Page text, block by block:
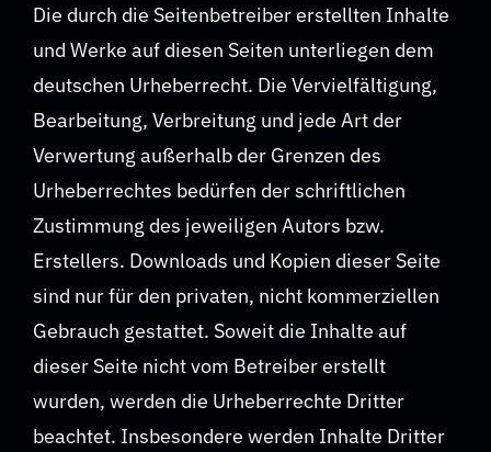
Die durch die Seitenbetreiber erstellten Inhalte
und Werke auf diesen Seiten unterliegen dem
deutschen Urheberrecht. Die Vervielfältigung,
Bearbeitung, Verbreitung und jede Art der
Verwertung außerhalb der Grenzen des
Urheberrechtes bedürfen der schriftlichen
Zustimmung des jeweiligen Autors bzw.
Erstellers. Downloads und Kopien dieser Seite
sind nur für den privaten, nicht kommerziellen
Gebrauch gestattet. Soweit die Inhalte auf
dieser Seite nicht vom Betreiber erstellt
wurden, werden die Urheberrechte Dritter
beachtet. Insbesondere werden Inhalte Dritter